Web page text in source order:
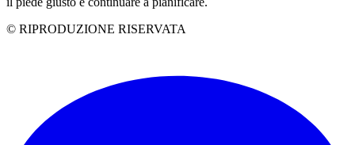
© RIPRODUZIONE RISERVATA